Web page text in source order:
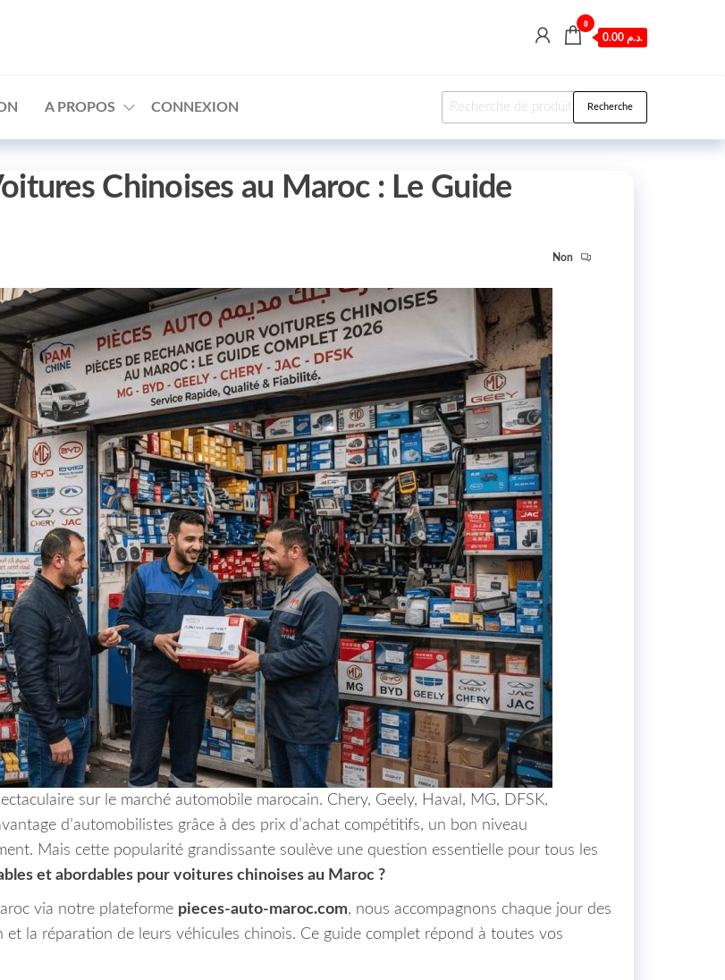
0
0.00 د.م.
A PROPOS CONNEXION Recherche pour : Recherche
Chinoises au Maroc : Le Guide
Non
sur le marché automobile marocain. Chery, Geely, Haval, MG, DFSK,
d’automobilistes grâce à des prix d’achat compétitifs, un bon niveau
Mais cette popularité grandissante soulève une question essentielle pour tous les
et abordables pour voitures chinoises au Maroc ?
via notre plateforme pieces-auto-maroc.com, nous accompagnons chaque jour des
et la réparation de leurs véhicules chinois. Ce guide complet répond à toutes vos